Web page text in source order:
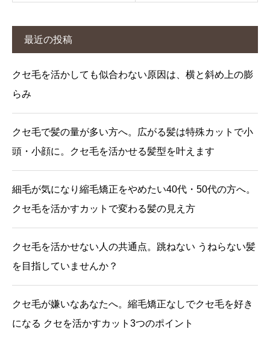
最近の投稿
クセ毛を活かしても似合わない原因は、横と斜め上の膨
らみ
クセ毛で髪の量が多い方へ。広がる髪は特殊カットで小
頭・小顔に。クセ毛を活かせる髪型を叶えます
細毛が気になり縮毛矯正をやめたい40代・50代の方へ。
クセ毛を活かすカットで変わる髪の見え方
クセ毛を活かせない人の共通点。跳ねない うねらない髪
を目指していませんか？
クセ毛が嫌いなあなたへ。縮毛矯正なしでクセ毛を好き
になる クセを活かすカット3つのポイント